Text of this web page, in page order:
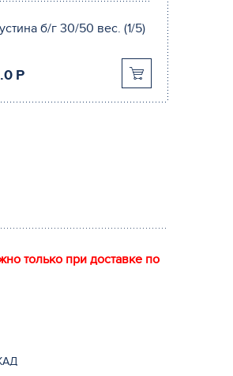
б/г 30/50 вес. (1/5)
P
только при доставке по